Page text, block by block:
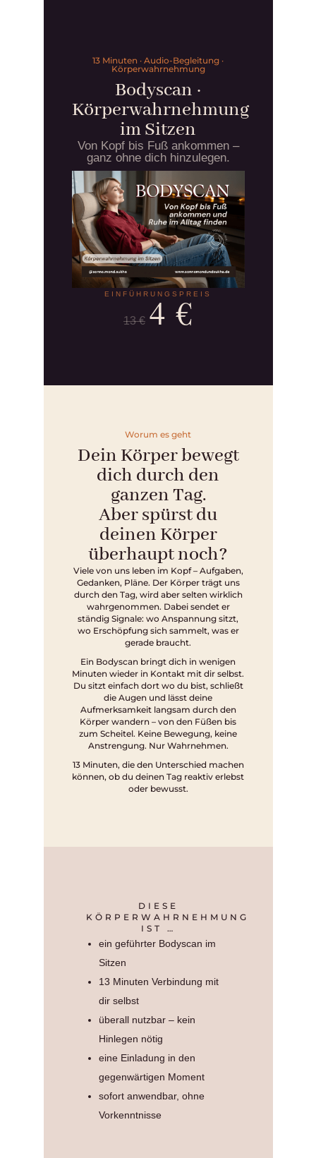
13 Minuten · Audio-Begleitung ·
Körperwahrnehmung
Bodyscan ·
Körperwahrnehmung
im Sitzen
Von Kopf bis Fuß ankommen –
ganz ohne dich hinzulegen.
EINFÜHRUNGSPREIS
13 € 4 €
Worum es geht
Dein Körper bewegt
dich durch den
ganzen Tag.
Aber spürst du
deinen Körper
überhaupt noch?
Viele von uns leben im Kopf – Aufgaben,
Gedanken, Pläne. Der Körper trägt uns
durch den Tag, wird aber selten wirklich
wahrgenommen. Dabei sendet er
ständig Signale: wo Anspannung sitzt,
wo Erschöpfung sich sammelt, was er
gerade braucht.
Ein Bodyscan bringt dich in wenigen
Minuten wieder in Kontakt mit dir selbst.
Du sitzt einfach dort wo du bist, schließt
die Augen und lässt deine
Aufmerksamkeit langsam durch den
Körper wandern – von den Füßen bis
zum Scheitel. Keine Bewegung, keine
Anstrengung. Nur Wahrnehmen.
13 Minuten, die den Unterschied machen
können, ob du deinen Tag reaktiv erlebst
oder bewusst.
DIESE
KÖRPERWAHRNEHMUNG
IST …
ein geführter Bodyscan im
Sitzen
13 Minuten Verbindung mit
dir selbst
überall nutzbar – kein
Hinlegen nötig
eine Einladung in den
gegenwärtigen Moment
sofort anwendbar, ohne
Vorkenntnisse